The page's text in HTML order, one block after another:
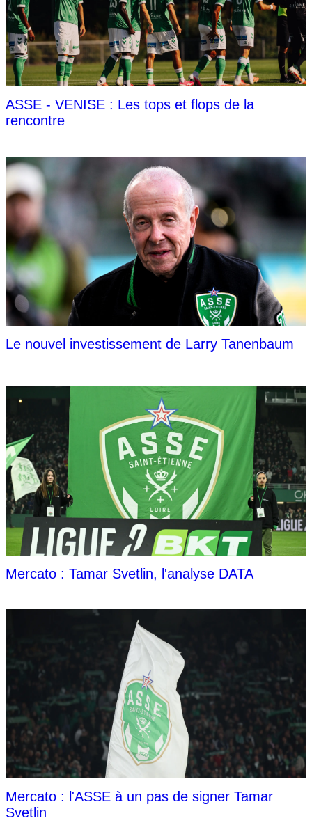
ASSE - VENISE : Les tops et flops de la
rencontre
Le nouvel investissement de Larry Tanenbaum
Mercato : Tamar Svetlin, l'analyse DATA
Mercato : l'ASSE à un pas de signer Tamar
Svetlin